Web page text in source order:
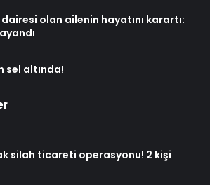
olan ailenin hayatını karartı:
sel altında!
silah ticareti operasyonu! 2 kişi